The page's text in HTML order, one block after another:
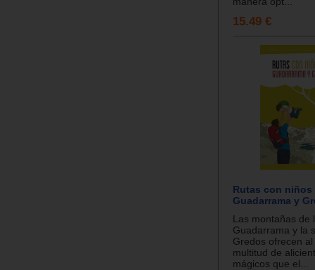
15.49 €
Rutas con niños
Guadarrama y
Las montañas de
Guadarrama y la
Gredos ofrecen
multitud de
mágicos que el...